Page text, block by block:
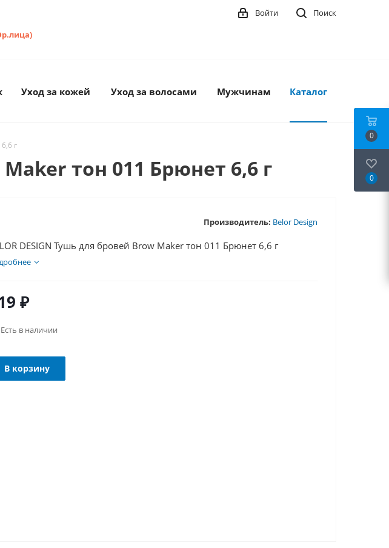
Поиск
Войти
Уход за кожей Уход за волосами Мужчинам Каталог
г
тон 011 Брюнет 6,6 г
Производитель: Belor Design
DESIGN Тушь для бровей Brow Maker тон 011 Брюнет 6,6 г
₽
Есть в наличии
В корзину
0
0